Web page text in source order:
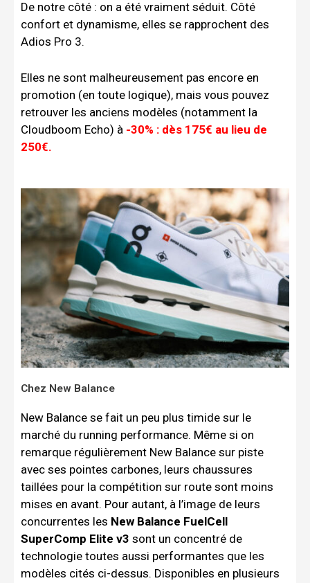
De notre côté : on a été vraiment séduit. Côté
confort et dynamisme, elles se rapprochent des
Adios Pro 3.
Elles ne sont malheureusement pas encore en
promotion (en toute logique), mais vous pouvez
retrouver les anciens modèles (notamment la
Cloudboom Echo) à -30% : dès 175€ au lieu de
250€.
Chez New Balance
New Balance se fait un peu plus timide sur le
marché du running performance. Même si on
remarque régulièrement New Balance sur piste
avec ses pointes carbones, leurs chaussures
taillées pour la compétition sur route sont moins
mises en avant. Pour autant, à l’image de leurs
concurrentes les New Balance FuelCell
SuperComp Elite v3 sont un concentré de
technologie toutes aussi performantes que les
modèles cités ci-dessus. Disponibles en plusieurs